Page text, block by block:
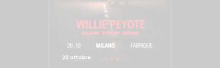
20 ottobre